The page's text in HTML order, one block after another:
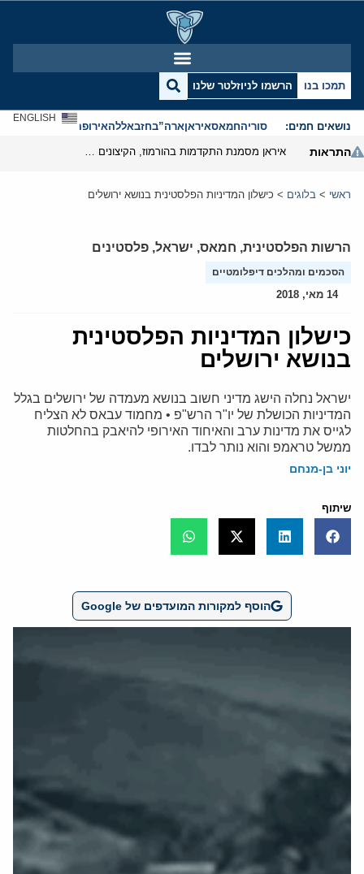
תמכו בנו הרשמו לניוזלטר שלנו
נושאים חמים: סוריהחמאסאיראןארה”בחזבאללהאירופהאנטישמיות
ENGLISH
התראות
ראשי > בלוגים > כישלון המדיניות הפלסטינית בנושא ירושלים
הרשות הפלסטינית, חמאס, ישראל, פלסטינים
הסכמים ומהלכים דיפלומטיים
14 מאי, 2018
כישלון המדיניות הפלסטינית
בנושא ירושלים
ישראל נחלה הישג מדיני חשוב בנושא מעמדה של ירושלים בגלל
המדיניות הכושלת של יו"ר הרש"פ • מחמוד עבאס לא הצליח
לגייס את מדינות ערב והאיחוד האירופי להיאבק בהחלטות
ממשל טראמפ והוא נותר לבדו.
יוני בן-מנחם
שיתוף
הוסף למקורות המועדפים של Google